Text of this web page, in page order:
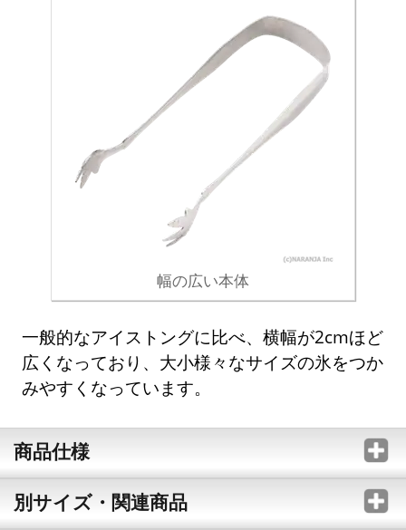
幅の広い本体
一般的なアイストングに比べ、横幅が2cmほど
広くなっており、大小様々なサイズの氷をつか
みやすくなっています。
商品仕様
別サイズ・関連商品